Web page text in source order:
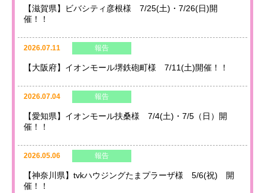
【滋賀県】ビバシティ彦根様 7/25(土)・7/26(日)開
催！！
2026.07.11 報告
【大阪府】イオンモール堺鉄砲町様 7/11(土)開催！！
2026.07.04 報告
【愛知県】イオンモール扶桑様 7/4(土)・7/5（日）開
催！！
2026.05.06 報告
【神奈川県】tvkハウジングたまプラーザ様 5/6(祝) 開
催！！